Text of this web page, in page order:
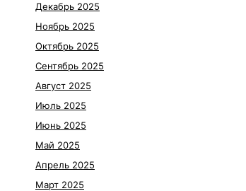
Декабрь 2025
Ноябрь 2025
Октябрь 2025
Сентябрь 2025
Август 2025
Июль 2025
Июнь 2025
Май 2025
Апрель 2025
Март 2025